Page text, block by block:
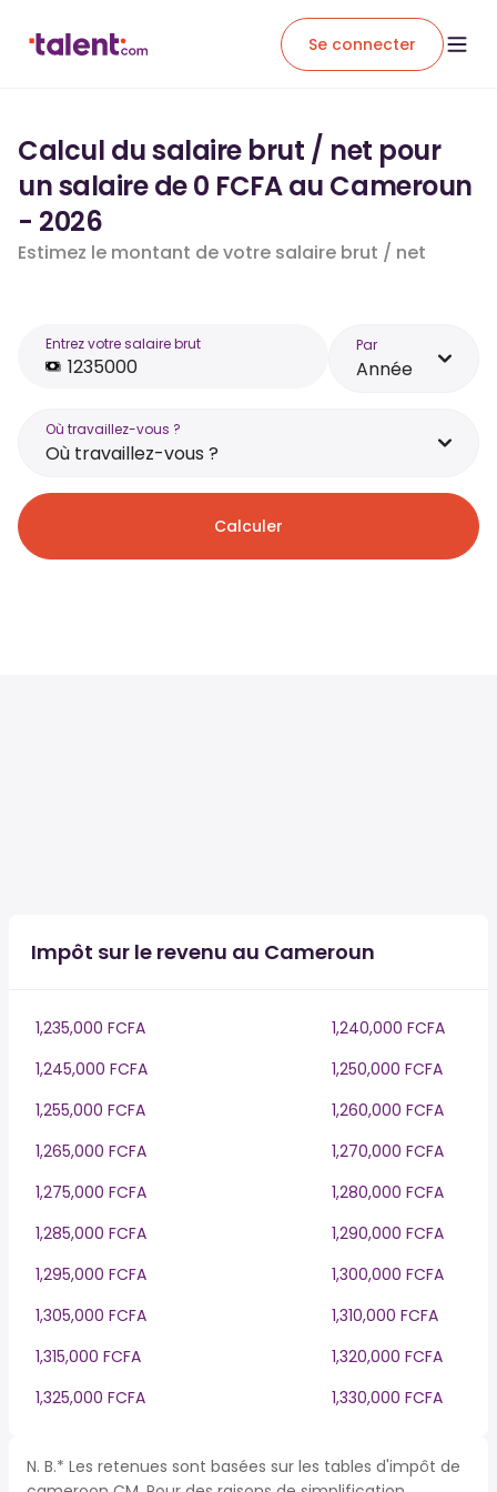
Se connecter
Calcul du salaire brut / net pour
un salaire de 0 FCFA au Cameroun
- 2026
Estimez le montant de votre salaire brut / net
Entrez votre salaire brut Par
Année
Où travaillez-vous ?
Où travaillez-vous ?
Calculer
Impôt sur le revenu au Cameroun
1,235,000 FCFA
1,240,000 FCFA
1,245,000 FCFA
1,250,000 FCFA
1,255,000 FCFA
1,260,000 FCFA
1,265,000 FCFA
1,270,000 FCFA
1,275,000 FCFA
1,280,000 FCFA
1,285,000 FCFA
1,290,000 FCFA
1,295,000 FCFA
1,300,000 FCFA
1,305,000 FCFA
1,310,000 FCFA
1,315,000 FCFA
1,320,000 FCFA
1,325,000 FCFA
1,330,000 FCFA
N. B.* Les retenues sont basées sur les tables d'impôt de